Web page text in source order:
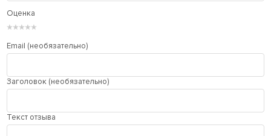
Оценка
★
★
★
★
★
Email (необязательно)
Заголовок (необязательно)
Текст отзыва